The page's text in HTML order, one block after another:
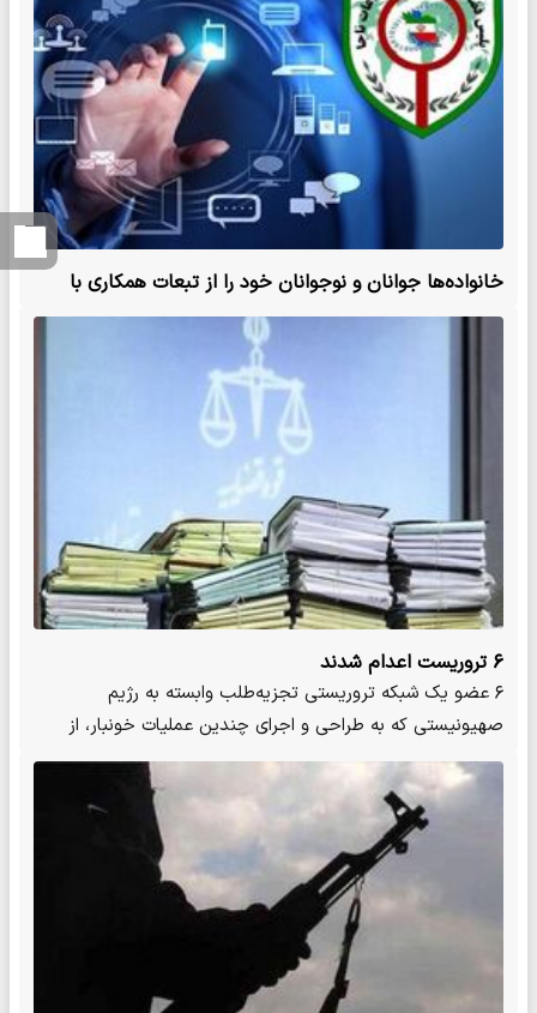
خانواده‌ها جوانان و نوجوانان خود را از تبعات همکاری با
مزدوران تروریست آگاه کنند
۶ تروریست اعدام شدند
۶ عضو یک شبکه تروریستی تجزیه‌طلب وابسته به رژیم
صهیونیستی که به طراحی و اجرای چندین عملیات خونبار، از
جمله ترور چهار…